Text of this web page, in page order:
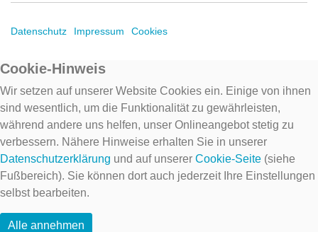
Datenschutz Impressum Cookies
Cookie-Hinweis
Wir setzen auf unserer Website Cookies ein. Einige von ihnen
sind wesentlich, um die Funktionalität zu gewährleisten,
während andere uns helfen, unser Onlineangebot stetig zu
verbessern. Nähere Hinweise erhalten Sie in unserer
Datenschutzerklärung und auf unserer Cookie-Seite (siehe
Fußbereich). Sie können dort auch jederzeit Ihre Einstellungen
selbst bearbeiten.
Alle annehmen